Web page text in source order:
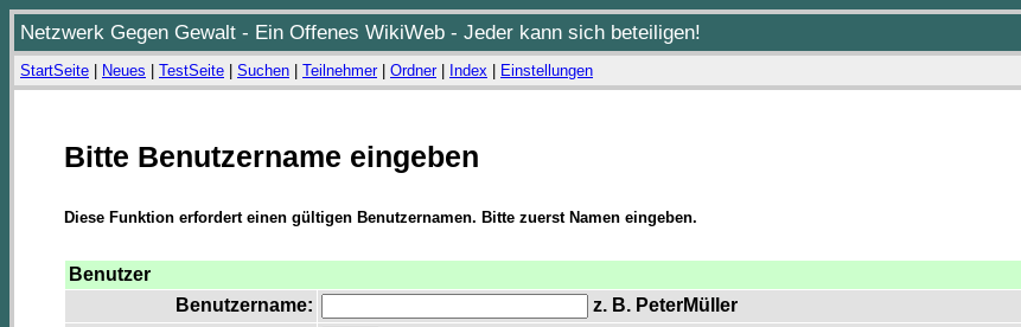
Netzwerk Gegen Gewalt - Ein Offenes WikiWeb - Jeder kann sich beteiligen!
StartSeite Neues TestSeite Suchen Teilnehmer| Ordner| Index Einstellungen
Bitte Benutzername eingeben
Diese Funktion erfordert einen gültigen Benutzernamen. Bitte zuerst Namen eingeben.
Benutzer
Benutzername:
z. B. PeterMüller